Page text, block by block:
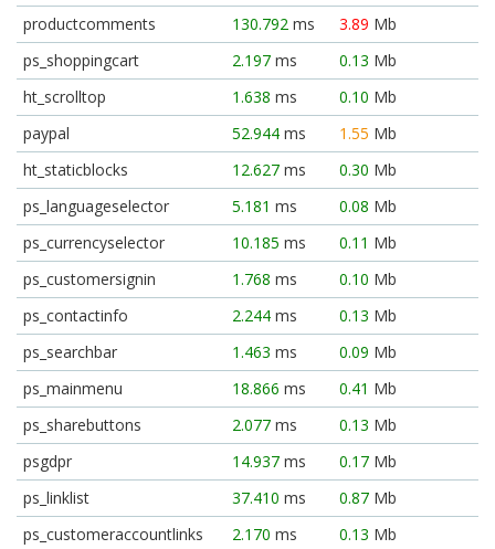
productcomments
130.792 ms 3.89 Mb
ps_shoppingcart
2.197 ms 0.13 Mb
ht_scrolltop
1.638 ms 0.10 Mb
paypal
52.944 ms 1.55 Mb
ht_staticblocks
12.627 ms 0.30 Mb
ps_languageselector
5.181 ms 0.08 Mb
ps_currencyselector
10.185 ms 0.11 Mb
ps_customersignin
1.768 ms 0.10 Mb
ps_contactinfo
2.244 ms 0.13 Mb
ps_searchbar
1.463 ms 0.09 Mb
ps_mainmenu
18.866 ms 0.41 Mb
ps_sharebuttons
2.077 ms 0.13 Mb
psgdpr
14.937 ms 0.17 Mb
ps_linklist
37.410 ms 0.87 Mb
ps_customeraccountlinks
2.170 ms 0.13 Mb